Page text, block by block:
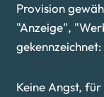
Provision
"Anzeige",
Keine Angst,